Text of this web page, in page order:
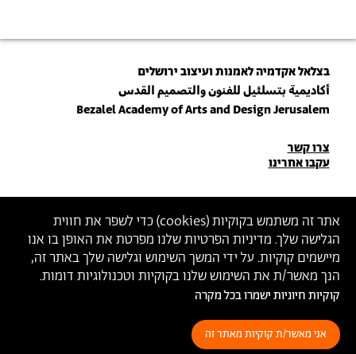
אתר זה משתמש בקוקיות (cookies) כדי לשפר את חווית
הגלישה שלך. מדיניות הפרטיות שלנו מפרטת את האופן בו אנו
מיישמים קוקיות. על ידי המשך השימוש וגלישה שלך באתר זה,
הנך מאשר/ת את השימוש שלנו בקוקיות וטכנולוגיות דומות.
קוקיות חיוניות ישמרו בכל מקרה
אני מאשר/ת קוקיות מאתר זה
בצלאל אקדמיה לאמנות ועיצוב ירושלים
أكاديمية بتسلئيل للفنون والتصميم القدس
Bezalel Academy of Arts and Design Jerusalem
פרטי
יצירת
קשר
צרו קשר
עקבו אחרינו
הצטרפו לניוזלטר שלנו
הכניסו כתובת מייל
ההצטרפות מהווה הסכמה למדיניות הפרטיות ול תנאי השימוש של בצלאל
הצהרת נגישות מדיניות פרטיות